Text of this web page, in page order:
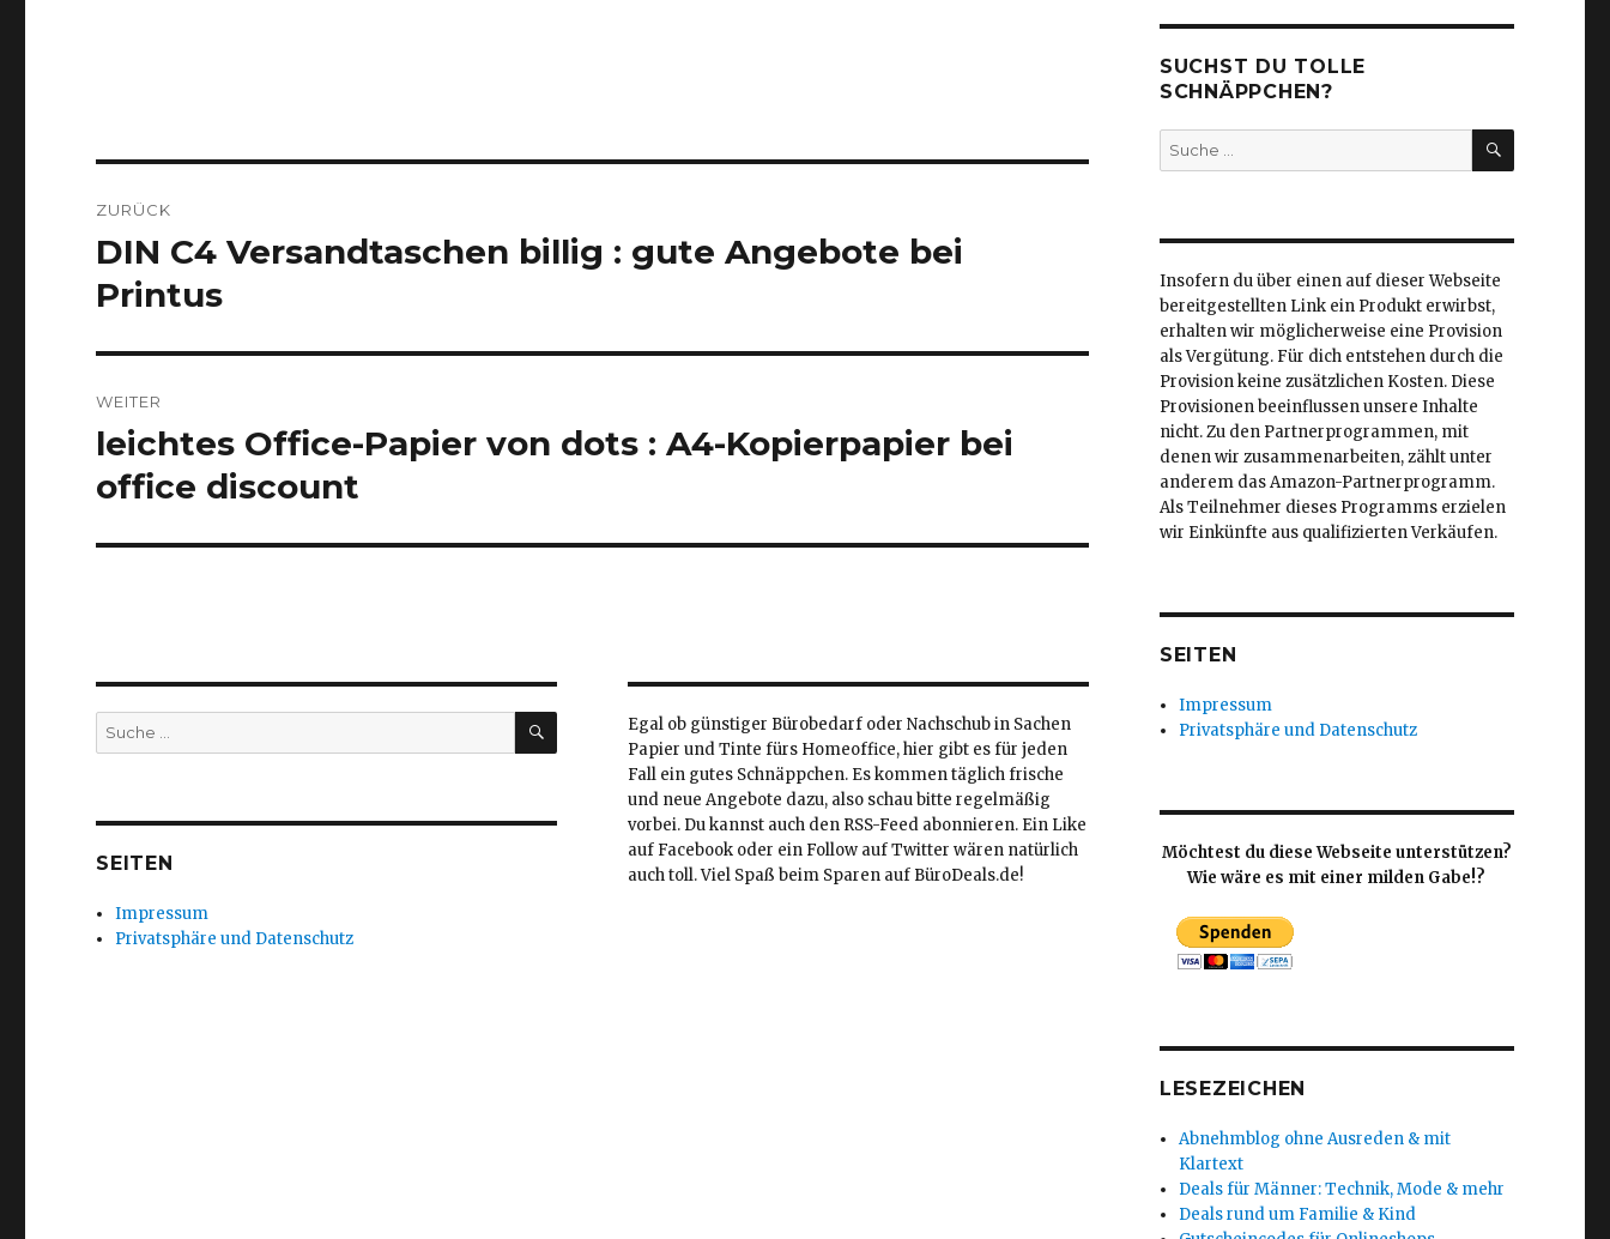
ZURÜCK
Vorheriger
Beitrag:
DIN C4 Versandtaschen billig : gute Angebote bei
Printus
WEITER
Nächster
Beitrag:
leichtes Office-Papier von dots : A4-Kopierpapier bei
office discount
Suche
nach:
SUCHEN
SEITEN
Impressum
Privatsphäre und Datenschutz
Egal ob günstiger Bürobedarf oder Nachschub in Sachen
Papier und Tinte fürs Homeoffice, hier gibt es für jeden
Fall ein gutes Schnäppchen. Es kommen täglich frische
und neue Angebote dazu, also schau bitte regelmäßig
vorbei. Du kannst auch den RSS-Feed abonnieren. Ein Like
auf Facebook oder ein Follow auf Twitter wären natürlich
auch toll. Viel Spaß beim Sparen auf BüroDeals.de!
SUCHST DU TOLLE
SCHNÄPPCHEN?
Suche
nach:
SUCHEN
Insofern du über einen auf dieser Webseite
bereitgestellten Link ein Produkt erwirbst,
erhalten wir möglicherweise eine Provision
als Vergütung. Für dich entstehen durch die
Provision keine zusätzlichen Kosten. Diese
Provisionen beeinflussen unsere Inhalte
nicht. Zu den Partnerprogrammen, mit
denen wir zusammenarbeiten, zählt unter
anderem das Amazon-Partnerprogramm.
Als Teilnehmer dieses Programms erzielen
wir Einkünfte aus qualifizierten Verkäufen.
SEITEN
Impressum
Privatsphäre und Datenschutz
Möchtest du diese Webseite unterstützen?
Wie wäre es mit einer milden Gabe!?
LESEZEICHEN
Abnehmblog ohne Ausreden & mit
Klartext
Deals für Männer: Technik, Mode & mehr
Deals rund um Familie & Kind